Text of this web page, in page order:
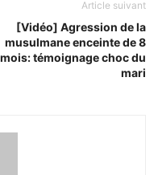
Article suivant
[Vidéo] Agression de la
musulmane enceinte de 8
mois: témoignage choc du
mari